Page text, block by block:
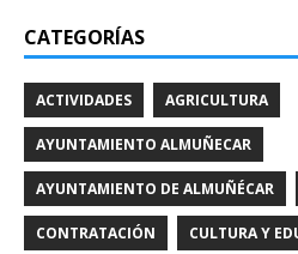
CATEGORÍAS
ACTIVIDADES AGRICULTURA
AYUNTAMIENTO ALMUÑECAR
AYUNTAMIENTO DE ALMUÑÉCAR
CONTRATACIÓN CULTURA Y